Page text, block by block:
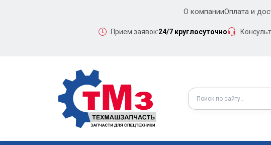
О компанииОплата и
Прием заявок:24/7 круглосуточно